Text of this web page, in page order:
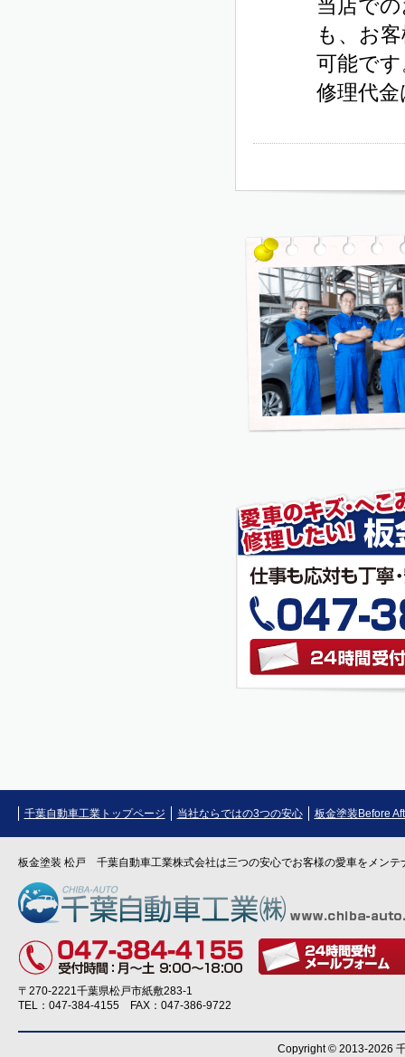
当店で
も、お
可能で
修理代
千葉自動車工業トップページ 当社ならではの3つの安心 板金塗装Before
板金塗装 松戸 千葉自動車工業株式会社は三つの安心でお客様の愛車をメンテ
〒270-2221千葉県松戸市紙敷283-1
TEL：047-384-4155 FAX：047-386-9722
Copyright © 2013-2026